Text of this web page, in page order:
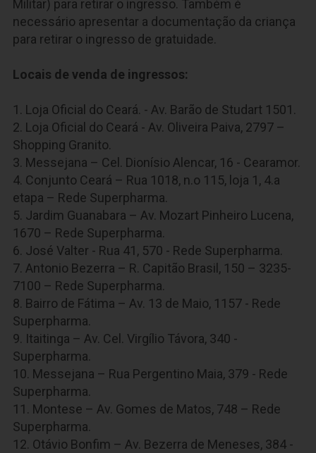
Militar) para retirar o ingresso. Também é
necessário apresentar a documentação da criança
para retirar o ingresso de gratuidade.
Locais de venda de ingressos:
1. Loja Oficial do Ceará. - Av. Barão de Studart 1501.
2. Loja Oficial do Ceará - Av. Oliveira Paiva, 2797 –
Shopping Granito.
3. Messejana – Cel. Dionísio Alencar, 16 - Cearamor.
4. Conjunto Ceará – Rua 1018, n.o 115, loja 1, 4.a
etapa – Rede Superpharma.
5. Jardim Guanabara – Av. Mozart Pinheiro Lucena,
1670 – Rede Superpharma.
6. José Valter - Rua 41, 570 - Rede Superpharma.
7. Antonio Bezerra – R. Capitão Brasil, 150 – 3235-
7100 – Rede Superpharma.
8. Bairro de Fátima – Av. 13 de Maio, 1157 - Rede
Superpharma.
9. Itaitinga – Av. Cel. Virgílio Távora, 340 -
Superpharma.
10. Messejana – Rua Pergentino Maia, 379 - Rede
Superpharma.
11. Montese – Av. Gomes de Matos, 748 – Rede
Superpharma.
12. Otávio Bonfim – Av. Bezerra de Meneses, 384 -